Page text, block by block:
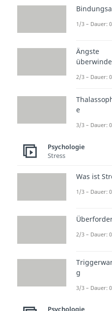
Du
in der
Mal
dein
Der
umfasst
weißt, vor
Auch hier
Bereich
1/3 – Dauer:
Ängste
2/3 – Dauer:
e
3/3 – Dauer:
Psychologie
Stress
Was ist
1/3 – Dauer:
2/3 – Dauer:
g
3/3 – Dauer:
Psychologie